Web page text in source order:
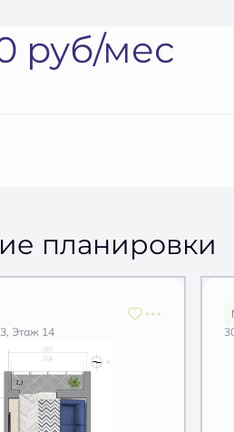
руб/мес
планировки
Этаж 14